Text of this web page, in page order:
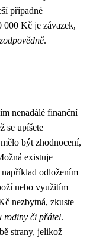
případné
000 Kč je závazek,
.
nenadálé finanční
se upíšete
být zhodnocení,
existuje
odložením
nebo využitím
nezbytná, zkuste
rodiny či přátel.
strany, jelikož